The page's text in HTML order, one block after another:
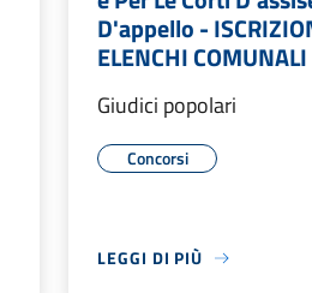
D'appello -
ELENCHI COMUNALI
Giudici popolari
Concorsi
LEGGI DI PIÙ